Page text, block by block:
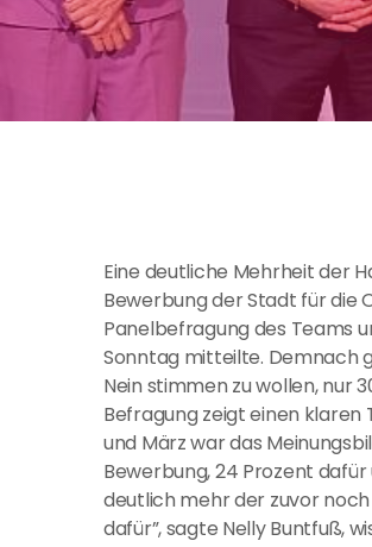
Eine deutliche Mehrheit der
Bewerbung der Stadt für die
Panelbefragung des Teams
Sonntag mitteilte. Demnach
Nein stimmen zu wollen, nur
Befragung zeigt einen klaren
und März war das
Bewerbung, 24 Prozent
deutlich mehr der zuvor
dafür”, sagte Nelly Buntfuß,